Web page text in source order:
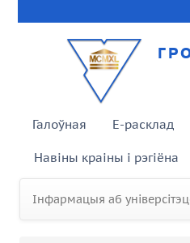
Галоўная E-расклад
Навіны краіны і рэгіёна
Інфармацыя аб